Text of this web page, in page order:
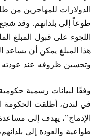
الدولارات للمهاجرين من
طوعاً إلى بلدانهم. وقد
اللجوء على قبول المبلغ
هذا المبلغ يمكن أن
وتحسين ظروفه عند عودته
في لندن، أطلقت الحكومة
الإدماج”، يهدف إلى
طواعية والعودة إلى